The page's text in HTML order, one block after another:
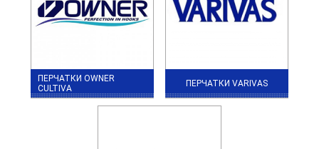
ПЕРЧАТКИ OWNER
CULTIVA
ПЕРЧАТКИ VARIVAS